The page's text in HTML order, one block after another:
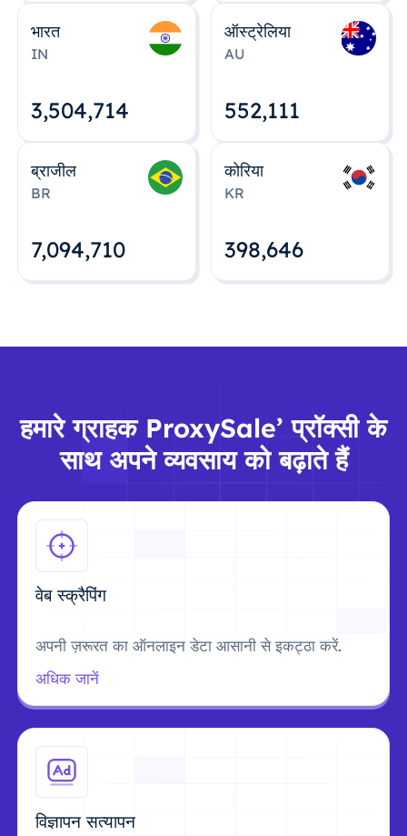
भारत
IN
3,504,715
ऑस्ट्रेलिया
AU
552,112
ब्राजील
BR
7,094,712
कोरिया
KR
398,648
हमारे ग्राहक ProxySale’ प्रॉक्सी के
साथ अपने व्यवसाय को बढ़ाते हैं
वेब स्क्रैपिंग
अपनी ज़रूरत का ऑनलाइन डेटा आसानी से इकट्ठा करें.
अधिक जानें
विज्ञापन सत्यापन